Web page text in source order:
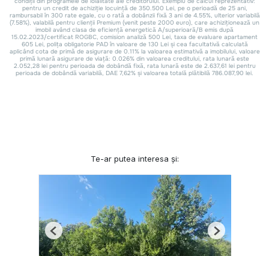
Te-ar putea interesa și:
Previous Next